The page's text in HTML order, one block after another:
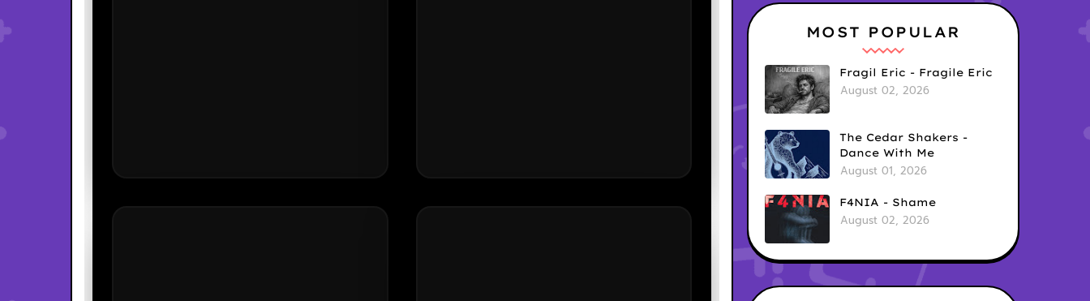
MOST POPULAR
Fragil Eric - Fragile Eric
August 02, 2026
The Cedar Shakers -
Dance With Me
August 01, 2026
F4NIA - Shame
August 02, 2026